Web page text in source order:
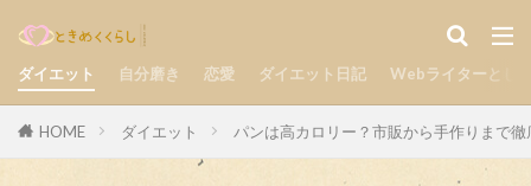
ダイエット 自分磨き 恋愛 ダイエット日記 Webライターとし
HOME ダイエット パンは高カロリー？市販から手作りまで
カテゴリー